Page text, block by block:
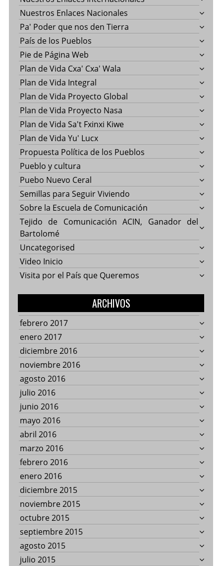
Nuestros Enlaces Nacionales
Pa' Poder que nos den Tierra
País de los Pueblos
Pie de Página Web
Plan de Vida Cxa' Cxa' Wala
Plan de Vida Integral
Plan de Vida Proyecto Global
Plan de Vida Proyecto Nasa
Plan de Vida Sa't Fxinxi Kiwe
Plan de Vida Yu' Lucx
Propuesta Política de los Pueblos
Pueblo y cultura
Puebo Nuevo Ceral
Semillas para Seguir Viviendo
Sobre la Escuela de Comunicación
Tejido de Comunicación ACIN, Ganador del
Bartolomé
Uncategorised
Video Inicio
Visita por el País que Queremos
ARCHIVOS
febrero 2017
enero 2017
diciembre 2016
noviembre 2016
agosto 2016
julio 2016
junio 2016
mayo 2016
abril 2016
marzo 2016
febrero 2016
enero 2016
diciembre 2015
noviembre 2015
octubre 2015
septiembre 2015
agosto 2015
julio 2015